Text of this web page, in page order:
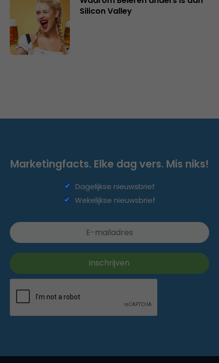
Silicon Valley
Marketingfacts. Elke dag vers. Mis niks!
Dagelijkse nieuwsbrief
Wekelijkse nieuwsbrief